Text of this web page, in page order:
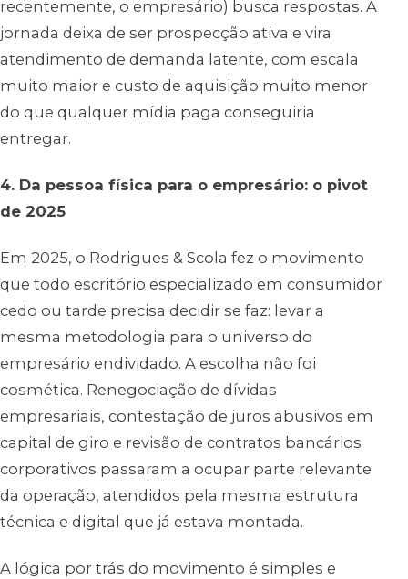
recentemente, o empresário) busca respostas. A
jornada deixa de ser prospecção ativa e vira
atendimento de demanda latente, com escala
muito maior e custo de aquisição muito menor
do que qualquer mídia paga conseguiria
entregar.
4. Da pessoa física para o empresário: o pivot
de 2025
Em 2025, o Rodrigues & Scola fez o movimento
que todo escritório especializado em consumidor
cedo ou tarde precisa decidir se faz: levar a
mesma metodologia para o universo do
empresário endividado. A escolha não foi
cosmética. Renegociação de dívidas
empresariais, contestação de juros abusivos em
capital de giro e revisão de contratos bancários
corporativos passaram a ocupar parte relevante
da operação, atendidos pela mesma estrutura
técnica e digital que já estava montada.
A lógica por trás do movimento é simples e